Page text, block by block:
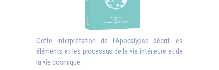
Cette interprétation de l’Apocalypse décrit les
éléments et les processus de la vie intérieure et de
la vie cosmique.